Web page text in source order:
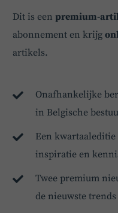
Dit is eenpremium-
abonnement en krijg
artikels.
Onafhankelijke
in Belgische
Een
inspiratie en
Twee premium
de nieuwste
BoardBuddy
Hey! Heb je een vraag